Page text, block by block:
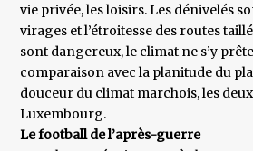
vie privée, les loisirs. Les dénivelés
virages et l’étroitesse des routes
sont dangereux, le climat ne s’y
comparaison avec la planitude du
douceur du climat marchois, les
Luxembourg.
Le football de l’après-guerre